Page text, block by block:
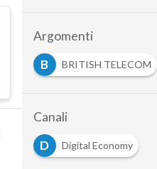
Argomenti
B
BRITISH TELECOM
Canali
D
Digital Economy